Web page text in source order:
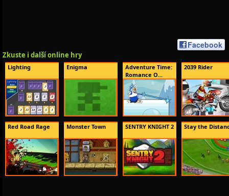
Facebook
Zkuste i další online hry
Lighting Enigma
Adventure Time:
Romance O...
2039 Rider
Red Road Rage Monster Town SENTRY KNIGHT 2 Stay the